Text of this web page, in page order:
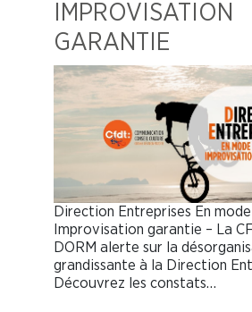
IMPROVISATION
GARANTIE
Direction Entreprises En
Improvisation garantie – La
DORM alerte sur la
grandissante à la Direction
Découvrez les constats…